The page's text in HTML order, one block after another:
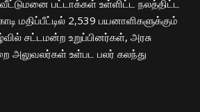
வீட்டுமனை பட்டாக்கள் உள்ளிட்ட நலத்திட்ட
மதிப்பீட்டில் 2,539 பயனாளிகளுக்கும்
சட்டமன்ற உறுப்பினர்கள், அரசு
அலுவலர்கள் உள்பட பலர் கலந்து